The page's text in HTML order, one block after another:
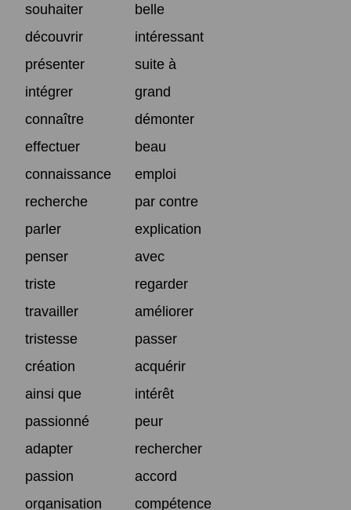
souhaiter
belle
découvrir
intéressant
présenter
suite à
intégrer
grand
connaître
démonter
effectuer
beau
connaissance
emploi
recherche
par contre
parler
explication
penser
avec
triste
regarder
travailler
améliorer
tristesse
passer
création
acquérir
ainsi que
intérêt
passionné
peur
adapter
rechercher
passion
accord
organisation
compétence